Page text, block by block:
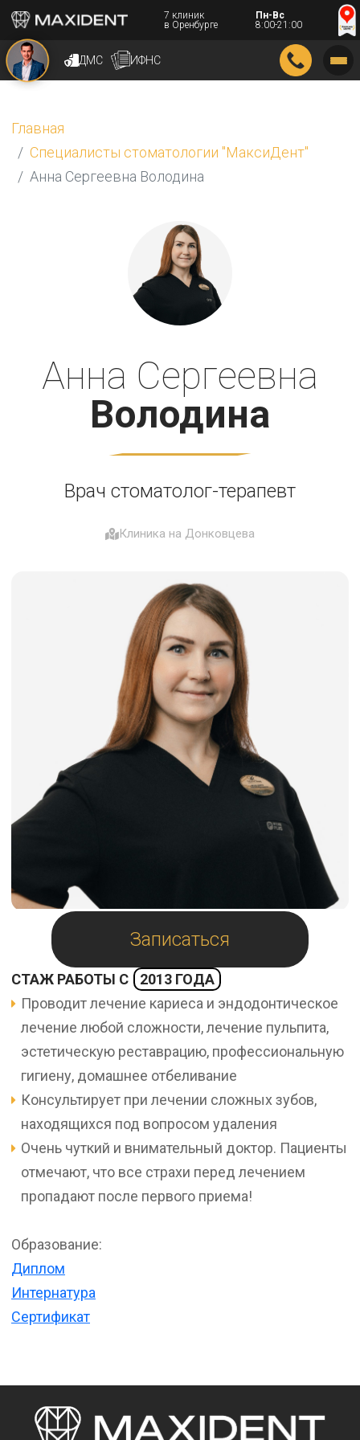
7 клиник
в Оренбурге
Пн-Вс
8:00-21:00
ИФНС
ДМС
Главная
Специалисты стоматологии "МаксиДент"
Анна Сергеевна Володина
Анна Сергеевна
Володина
Врач стоматолог-терапевт
Клиника на Донковцева
Записаться
СТАЖ РАБОТЫ С
2013 ГОДА
Проводит лечение кариеса и эндодонтическое
лечение любой сложности, лечение пульпита,
эстетическую реставрацию, профессиональную
гигиену, домашнее отбеливание
Консультирует при лечении сложных зубов,
находящихся под вопросом удаления
Очень чуткий и внимательный доктор. Пациенты
отмечают, что все страхи перед лечением
пропадают после первого приема!
Образование:
Диплом
Интернатура
Сертификат